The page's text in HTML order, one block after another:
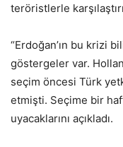
teröristlerle
“Erdoğan’ın bu krizi
göstergeler var.
seçim öncesi Türk
etmişti. Seçime bir
uyacaklarını açıkladı.